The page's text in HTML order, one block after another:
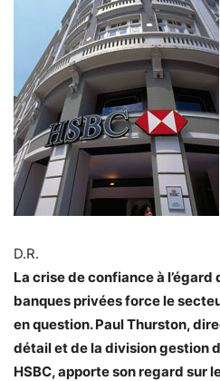
D.R.
La crise de confiance à
banques privées force le
en question. Paul Thurston,
détail et de la division gestion
HSBC, apporte son regard sur